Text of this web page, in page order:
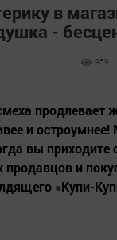
в
-
959
продлевает
и
вы приходите
продавцов и
«Купи-